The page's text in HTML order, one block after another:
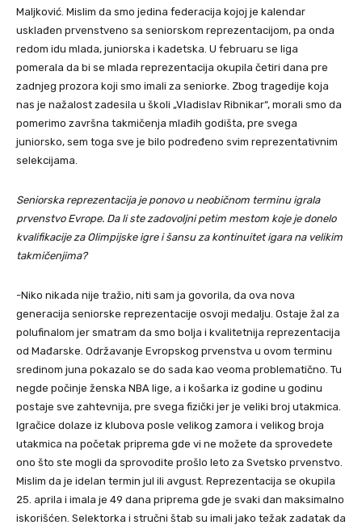
Maljković. Mislim da smo jedina federacija kojoj je kalendar
usklađen prvenstveno sa seniorskom reprezentacijom, pa onda
redom idu mlada, juniorska i kadetska. U februaru se liga
pomerala da bi se mlada reprezentacija okupila četiri dana pre
zadnjeg prozora koji smo imali za seniorke. Zbog tragedije koja
nas je nažalost zadesila u školi „Vladislav Ribnikar“, morali smo da
pomerimo završna takmičenja mlađih godišta, pre svega
juniorsko, sem toga sve je bilo podređeno svim reprezentativnim
selekcijama.
Seniorska reprezentacija je ponovo u neobičnom terminu igrala
prvenstvo Evrope. Da li ste zadovoljni petim mestom koje je donelo
kvalifikacije za Olimpijske igre i šansu za kontinuitet igara na velikim
takmičenjima?
-Niko nikada nije tražio, niti sam ja govorila, da ova nova
generacija seniorske reprezentacije osvoji medalju. Ostaje žal za
polufinalom jer smatram da smo bolja i kvalitetnija reprezentacija
od Mađarske. Održavanje Evropskog prvenstva u ovom terminu
sredinom juna pokazalo se do sada kao veoma problematično. Tu
negde počinje ženska NBA lige, a i košarka iz godine u godinu
postaje sve zahtevnija, pre svega fizički jer je veliki broj utakmica.
Igračice dolaze iz klubova posle velikog zamora i velikog broja
utakmica na početak priprema gde vi ne možete da sprovedete
ono što ste mogli da sprovodite prošlo leto za Svetsko prvenstvo.
Mislim da je idelan termin jul ili avgust. Reprezentacija se okupila
25. aprila i imala je 49 dana priprema gde je svaki dan maksimalno
iskorišćen. Selektorka i stručni štab su imali jako težak zadatak da